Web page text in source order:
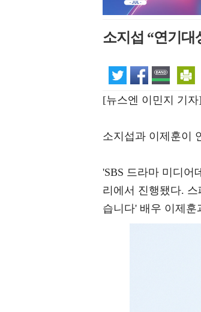
소지섭 “연기대
[뉴스엔 이민지 기자]
소지섭과 이제훈이
'SBS 드라마 미디어
리에서 진행됐다.
습니다' 배우 이제